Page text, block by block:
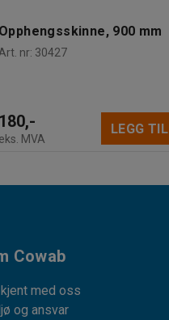
Opphengsskinne, 900 mm
nr: 30427
180,-
eks. MVA
LEGG TIL
Cowab
kjent med oss
og ansvar